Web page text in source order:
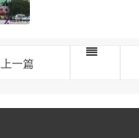
上一篇